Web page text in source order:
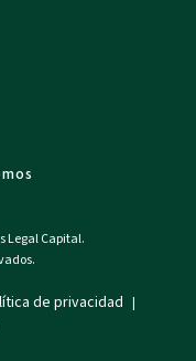
Legal Capital.
de privacidad |